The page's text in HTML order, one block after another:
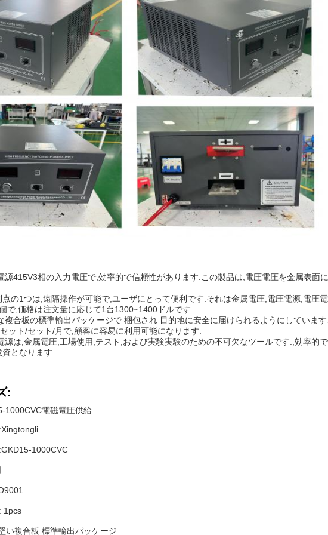
源415V3相の入力電圧で,効率的で信頼性があります.この製品は,電圧電圧を金属表面
の1つは,遠隔操作が可能で,ユーザにとって便利です.それは金属電圧,電圧電源,電圧
で,価格は注文量に応じて1台1300~1400ドルです.
複合板の標準輸出パッケージで 梱包され 目的地に安全に届けられるようにしていま
ット/セット/月で,顧客に容易に利用可能になります.
源は,金属電圧,工場使用,テスト,および実験実験のための不可欠なツールです.,効率的
となります
:
1000CVC電磁電圧供給
1000CVC
1pcs
い複合板 標準輸出パッケージ